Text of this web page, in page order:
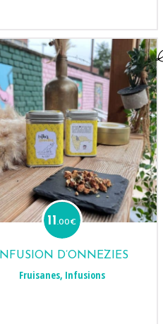
11.00€
D’ONNEZIES
Fruisanes, Infusions